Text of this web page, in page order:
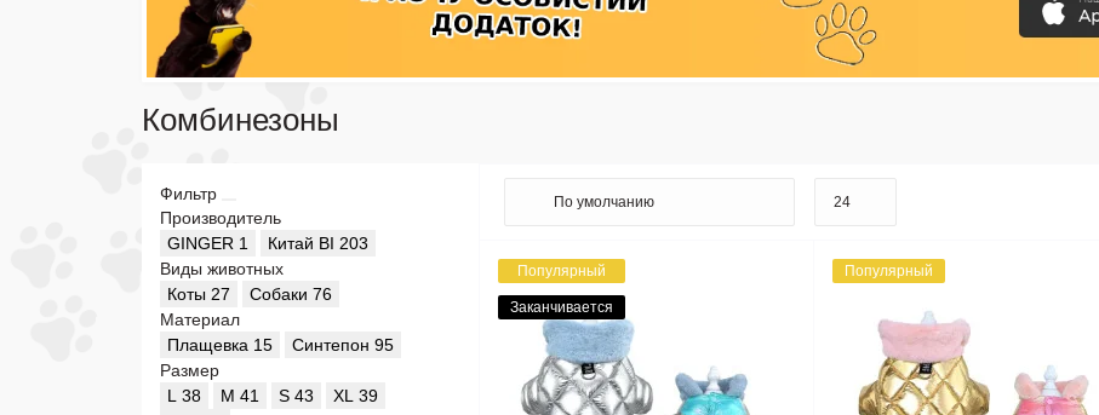
Комбинезоны
Фильтр
Производитель
GINGER 1 Китай ВІ 203
Виды животных
Коты 27 Собаки 76
Материал
Плащевка 15 Синтепон 95
Размер
L 38 M 41 S 43 XL 39
Популярный
Заканчивается
Популярный